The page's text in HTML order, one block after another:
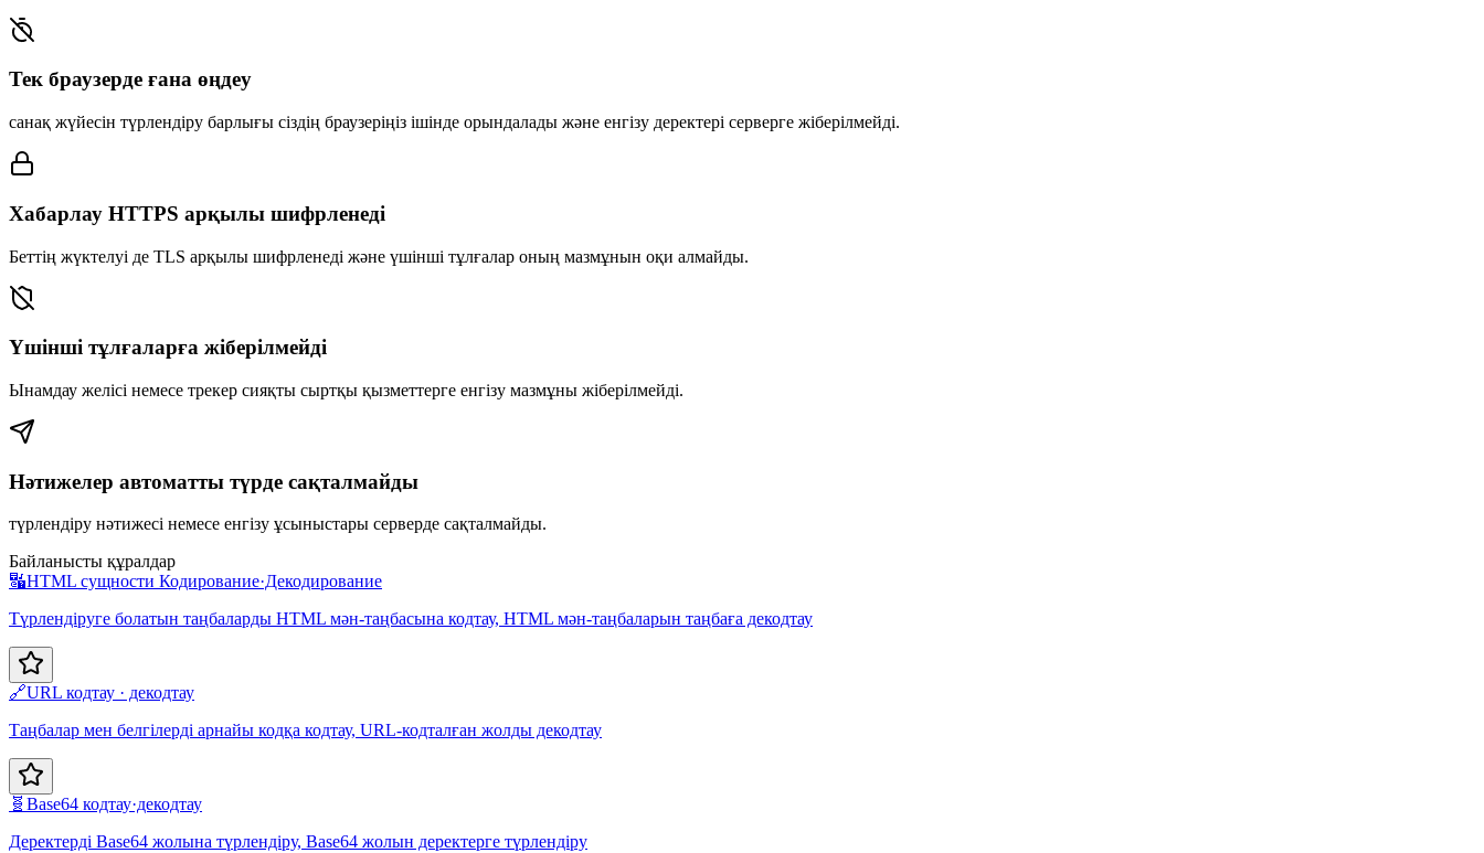
Тек браузерде ғана өңдеу
санақ жүйесін түрлендіру барлығы сіздің браузеріңіз ішінде орындалады және енгізу деректері серверге жіберілмейді.
Хабарлау HTTPS арқылы шифрленеді
Беттің жүктелуі де TLS арқылы шифрленеді және үшінші тұлғалар оның мазмұнын оқи алмайды.
Үшінші тұлғаларға жіберілмейді
Ынамдау желісі немесе трекер сияқты сыртқы қызметтерге енгізу мазмұны жіберілмейді.
Нәтижелер автоматты түрде сақталмайды
түрлендіру нәтижесі немесе енгізу ұсыныстары серверде сақталмайды.
Байланысты құралдар
🔣HTML сущности Кодирование·Декодирование
Түрлендіруге болатын таңбаларды HTML мән-таңбасына кодтау, HTML мән-таңбаларын таңбаға декодтау
🔗URL кодтау · декодтау
Таңбалар мен белгілерді арнайы кодқа кодтау, URL-кодталған жолды декодтау
🧬 Base64 кодтау·декодтау
Деректерді Base64 жолына түрлендіру, Base64 жолын деректерге түрлендіру